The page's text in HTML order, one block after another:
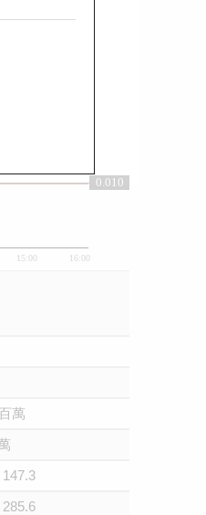
15:00 16:00
0.01
0.010
萬
147.3
285.6